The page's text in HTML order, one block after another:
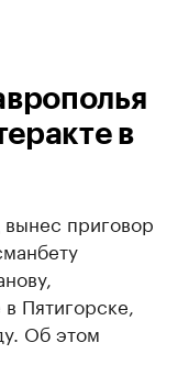
в
приговор
Пятигорске,
Об этом